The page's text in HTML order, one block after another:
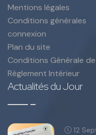
Mentions légales
Conditions générales
connexion
Plan du site
Conditions Générale
Règlement Intérieur
Actualités du Jour
12